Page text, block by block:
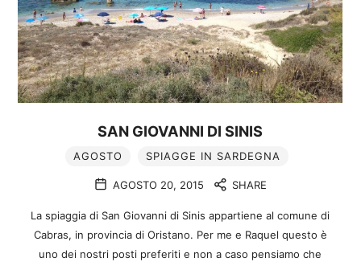
SAN GIOVANNI DI SINIS
AGOSTO SPIAGGE IN SARDEGNA
AGOSTO 20, 2015 SHARE
La spiaggia di San Giovanni di Sinis appartiene al comune di
Cabras, in provincia di Oristano. Per me e Raquel questo è
uno dei nostri posti preferiti e non a caso pensiamo che